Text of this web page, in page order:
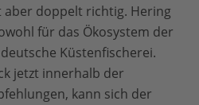
doppelt richtig. Hering
für das Ökosystem der
Küstenfischerei.
jetzt innerhalb der
kann sich der